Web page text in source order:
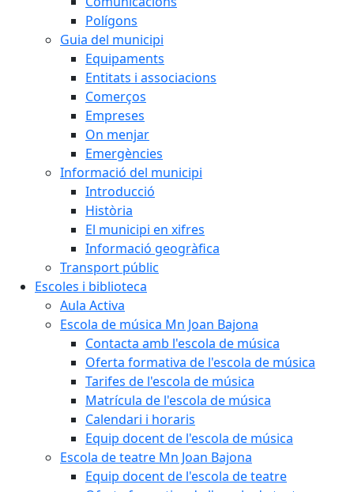
Polígons
Guia del municipi
Equipaments
Entitats i associacions
Comerços
Empreses
On menjar
Emergències
Informació del municipi
Introducció
Història
El municipi en xifres
Informació geogràfica
Transport públic
Escoles i biblioteca
Aula Activa
Escola de música Mn Joan Bajona
Contacta amb l'escola de música
Oferta formativa de l'escola de música
Tarifes de l'escola de música
Matrícula de l'escola de música
Calendari i horaris
Equip docent de l'escola de música
Escola de teatre Mn Joan Bajona
Equip docent de l'escola de teatre